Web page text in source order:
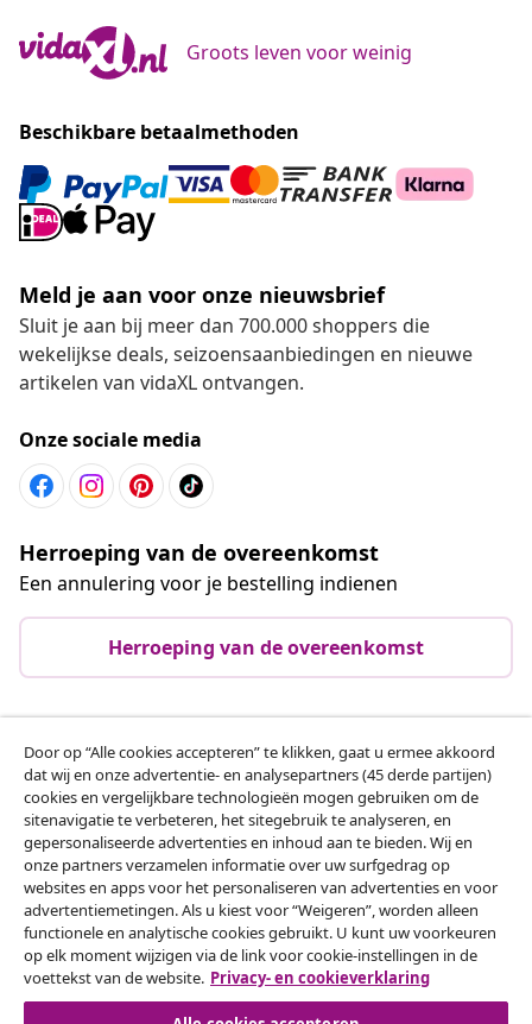
Groots leven voor weinig
Beschikbare betaalmethoden
Meld je aan voor onze nieuwsbrief
Sluit je aan bij meer dan 700.000 shoppers die
wekelijkse deals, seizoensaanbiedingen en nieuwe
artikelen van vidaXL ontvangen.
Onze sociale media
Herroeping van de overeenkomst
Een annulering voor je bestelling indienen
Herroeping van de overeenkomst
Klantenservice
Zakelijk
vidaXL
Ontdek meer
Door op “Alle cookies accepteren” te klikken, gaat u ermee akkoord
dat wij en onze advertentie- en analysepartners (45 derde partijen)
cookies en vergelijkbare technologieën mogen gebruiken om de
sitenavigatie te verbeteren, het sitegebruik te analyseren, en
gepersonaliseerde advertenties en inhoud aan te bieden. Wij en
onze partners verzamelen informatie over uw surfgedrag op
websites en apps voor het personaliseren van advertenties en voor
advertentiemetingen. Als u kiest voor “Weigeren”, worden alleen
functionele en analytische cookies gebruikt. U kunt uw voorkeuren
op elk moment wijzigen via de link voor cookie-instellingen in de
voettekst van de website. Privacy- en cookieverklaring